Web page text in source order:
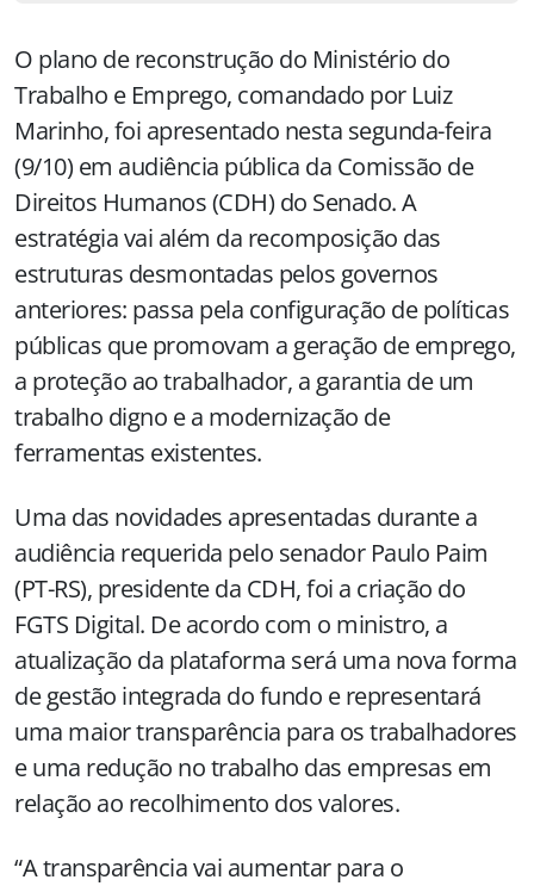
O plano de reconstrução do Ministério do
Trabalho e Emprego, comandado por Luiz
Marinho, foi apresentado nesta segunda-feira
(9/10) em audiência pública da Comissão de
Direitos Humanos (CDH) do Senado. A
estratégia vai além da recomposição das
estruturas desmontadas pelos governos
anteriores: passa pela configuração de políticas
públicas que promovam a geração de emprego,
a proteção ao trabalhador, a garantia de um
trabalho digno e a modernização de
ferramentas existentes.
Uma das novidades apresentadas durante a
audiência requerida pelo senador Paulo Paim
(PT-RS), presidente da CDH, foi a criação do
FGTS Digital. De acordo com o ministro, a
atualização da plataforma será uma nova forma
de gestão integrada do fundo e representará
uma maior transparência para os trabalhadores
e uma redução no trabalho das empresas em
relação ao recolhimento dos valores.
“A transparência vai aumentar para o